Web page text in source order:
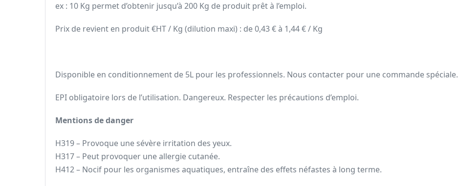
ex : 10 Kg permet d’obtenir jusqu’à 200 Kg de produit prêt à l’emploi.
Prix de revient en produit €HT / Kg (dilution maxi) : de 0,43 € à 1,44 € / Kg
Disponible en conditionnement de 5L pour les professionnels. Nous contacter pour une commande spéciale.
EPI obligatoire lors de l’utilisation. Dangereux. Respecter les précautions d’emploi.
Mentions de danger
H319 – Provoque une sévère irritation des yeux.
H317 – Peut provoquer une allergie cutanée.
H412 – Nocif pour les organismes aquatiques, entraîne des effets néfastes à long terme.